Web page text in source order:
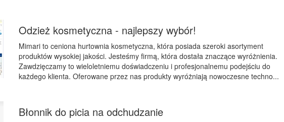
Odzież kosmetyczna - najlepszy wybór!
Mimari to ceniona hurtownia kosmetyczna, która posiada szeroki asortyment
produktów wysokiej jakości. Jesteśmy firmą, która dostała znaczące wyróżnienia.
Zawdzięczamy to wieloletniemu doświadczeniu i profesjonalnemu podejściu do
każdego klienta. Oferowane przez nas produkty wyróżniają nowoczesne techno...
Błonnik do picia na odchudzanie